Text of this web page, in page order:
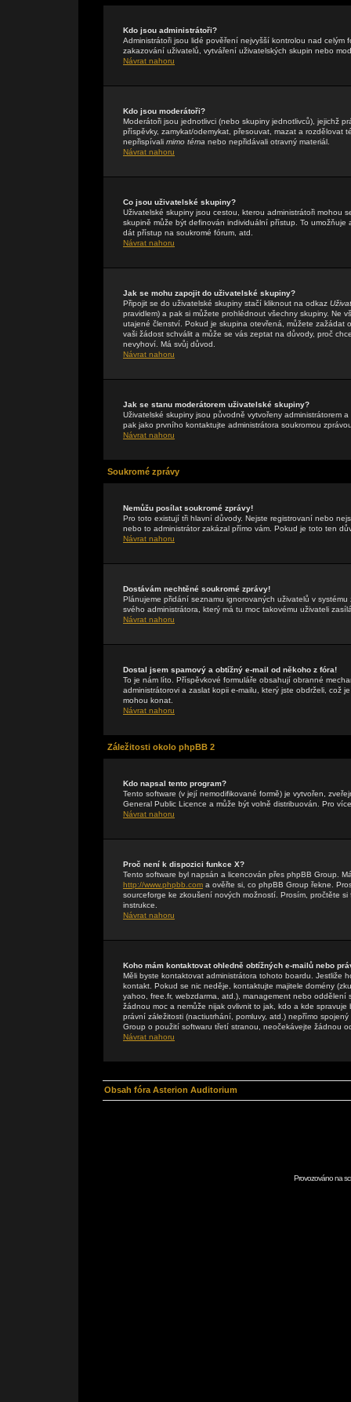
Kdo jsou administrátoři?
Administrátoři jsou lidé pověření nejvyšší kontrolou nad
zakazování uživatelů, vytváření uživatelských skupin nebo
Návrat nahoru
Kdo jsou moderátoři?
Moderátoři jsou jednotlivci (nebo skupiny jednotlivců), jejichž
příspěvky, zamykat/odemykat, přesouvat, mazat a rozdělovat
nepřispívali mimo téma nebo nepřidávali otravný materiál.
Návrat nahoru
Co jsou uživatelské skupiny?
Uživatelské skupiny jsou cestou, kterou administrátoři mohou
skupině může být definován individuální přístup. To
dát přístup na soukromé fórum, atd.
Návrat nahoru
Jak se mohu zapojit do uživatelské skupiny?
Připojit se do uživatelské skupiny stačí kliknout na odkaz
pravidlem) a pak si můžete prohlédnout všechny skupiny. Ne
utajené členství. Pokud je skupina otevřená, můžete zažádat
vaši žádost schválit a může se vás zeptat na důvody, proč
nevyhoví. Má svůj důvod.
Návrat nahoru
Jak se stanu moderátorem uživatelské skupiny?
Uživatelské skupiny jsou původně vytvořeny administrátorem
pak jako prvního kontaktujte administrátora soukromou
Návrat nahoru
Soukromé zprávy
Nemůžu posílat soukromé zprávy!
Pro toto existují tři hlavní důvody. Nejste registrovaní nebo
nebo to administrátor zakázal přímo vám. Pokud je toto ten
Návrat nahoru
Dostávám nechtěné soukromé zprávy!
Plánujeme přidání seznamu ignorovaných uživatelů v
svého administrátora, který má tu moc takovému uživateli
Návrat nahoru
Dostal jsem spamový a obtížný e-mail od někoho z fóra!
To je nám líto. Příspěvkové formuláře obsahují obranné
administrátorovi a zaslat kopii e-mailu, který jste obdrželi, což
mohou konat.
Návrat nahoru
Záležitosti okolo phpBB 2
Kdo napsal tento program?
Tento software (v její nemodifikované formě) je vytvořen,
General Public Licence a může být volně distribuován. Pro
Návrat nahoru
Proč není k dispozici funkce X?
Tento software byl napsán a licencován přes phpBB Group.
http://www.phpbb.com a ověřte si, co phpBB Group řekne.
sourceforge ke zkoušení nových možností. Prosím, pročtěte
instrukce.
Návrat nahoru
Koho mám kontaktovat ohledně obtížných e-mailů nebo
Měli byste kontaktovat administrátora tohoto boardu. Jestliže
kontakt. Pokud se nic neděje, kontaktujte majitele domény
yahoo, free.fr, webzdarma, atd.), management nebo
žádnou moc a nemůže nijak ovlivnit to jak, kdo a kde
právní záležitosti (nactiutrhání, pomluvy, atd.) nepřímo
Group o použití softwaru třetí stranou, neočekávejte žádnou
Návrat nahoru
Obsah fóra Asterion Auditorium
Provozováno na